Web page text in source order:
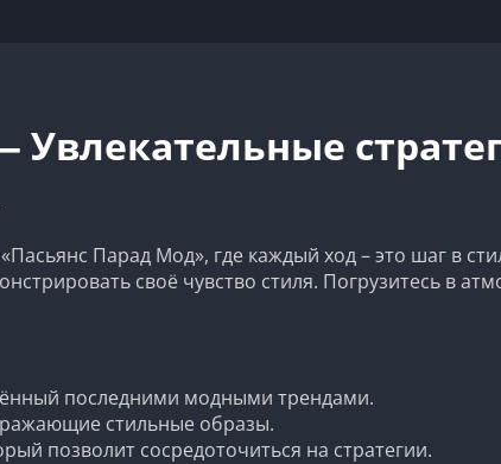
Увлекательные
Парад Мод», где каждый ход – это шаг в
своё чувство стиля. Погрузитесь в
последними модными трендами.
стильные образы.
позволит сосредоточиться на стратегии.